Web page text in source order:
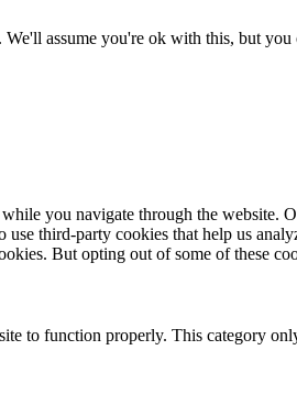
assume you're ok with this, but
you navigate through the website.
third-party cookies that help us
But opting out of some of these
to function properly. This category